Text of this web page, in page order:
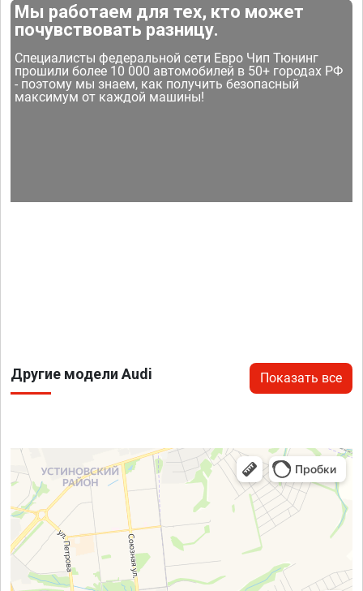
Мы работаем для тех, кто может
почувствовать разницу.
Специалисты федеральной сети Евро Чип Тюнинг
прошили более 10 000 автомобилей в 50+ городах РФ
- поэтому мы знаем, как получить безопасный
максимум от каждой машины!
Другие модели Audi Показать все